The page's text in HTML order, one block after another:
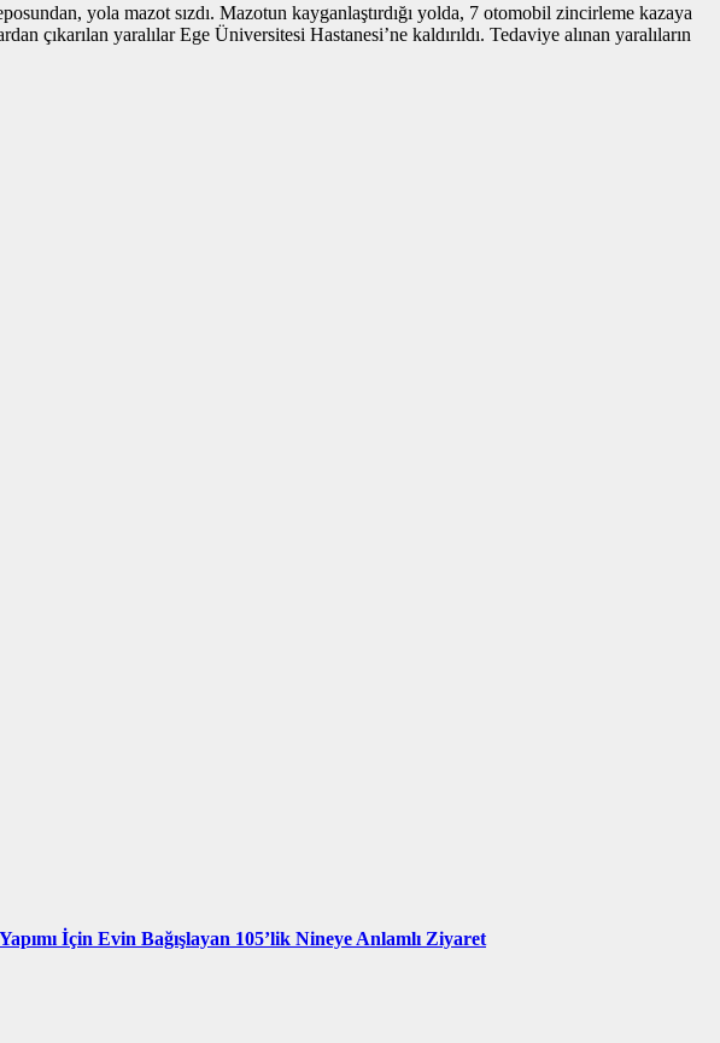
yola mazot sızdı. Mazotun kayganlaştırdığı yolda, 7 otomobil zincirleme kazaya
yaralılar Ege Üniversitesi Hastanesi’ne kaldırıldı. Tedaviye alınan yaralıların
İçin Evin Bağışlayan 105’lik Nineye Anlamlı Ziyaret